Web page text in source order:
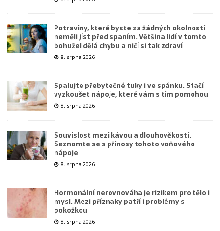
Potraviny, které byste za žádných okolností
neměli jíst před spaním. Většina lidí v tomto
bohužel dělá chybu a ničí si tak zdraví
8. srpna 2026
Spalujte přebytečné tuky i ve spánku. Stačí
vyzkoušet nápoje, které vám s tím pomohou
8. srpna 2026
Souvislost mezi kávou a dlouhověkostí.
Seznamte se s přínosy tohoto voňavého
nápoje
8. srpna 2026
Hormonální nerovnováha je rizikem pro tělo i
mysl. Mezi příznaky patří i problémy s
pokožkou
8. srpna 2026